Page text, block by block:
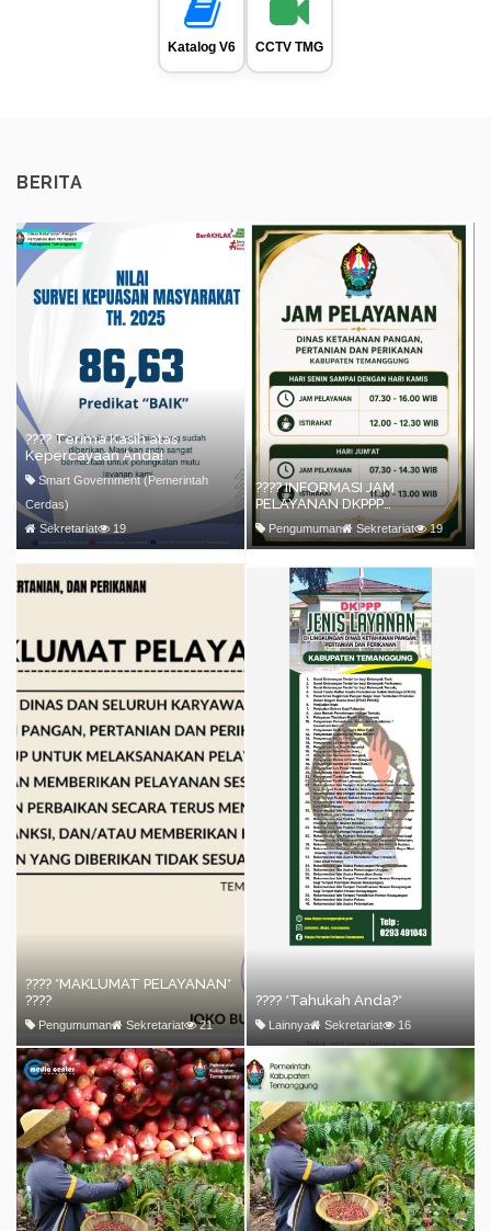
Katalog V6 CCTV TMG
BERITA
???? Terima Kasih atas
Kepercayaan Anda!
Smart Government (Pemerintah
Cerdas)
Sekretariat
19
???? INFORMASI JAM
PELAYANAN DKPPP
KABUPATEN TEMANGGUNG
Pengumuman Sekretariat 19
???? *MAKLUMAT PELAYANAN*
????
Pengumuman Sekretariat 21
???? *Tahukah Anda?*
Lainnya Sekretariat 16